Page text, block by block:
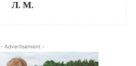
Л. М.
- Advertisement -